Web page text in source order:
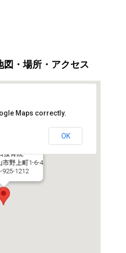
図・場所・アクセス
接骨院
市野上町1-6-4
925-1212
Maps correctly.
OK